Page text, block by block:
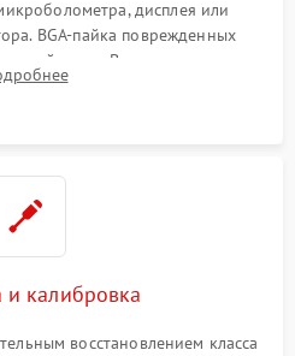
дисплея или
BGA-пайка поврежденных
плате. Восстановление
поврежденных элементов
и калибровка
восстановлением класса